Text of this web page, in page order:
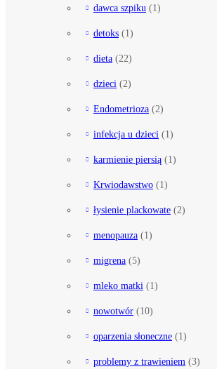
dawca szpiku (1)
detoks (1)
dieta (22)
dzieci (2)
Endometrioza (2)
infekcja u dzieci (1)
karmienie piersią (1)
Krwiodawstwo (1)
łysienie plackowate (2)
menopauza (1)
migrena (5)
mleko matki (1)
nowotwór (10)
oparzenia słoneczne (1)
problemy z trawieniem (3)